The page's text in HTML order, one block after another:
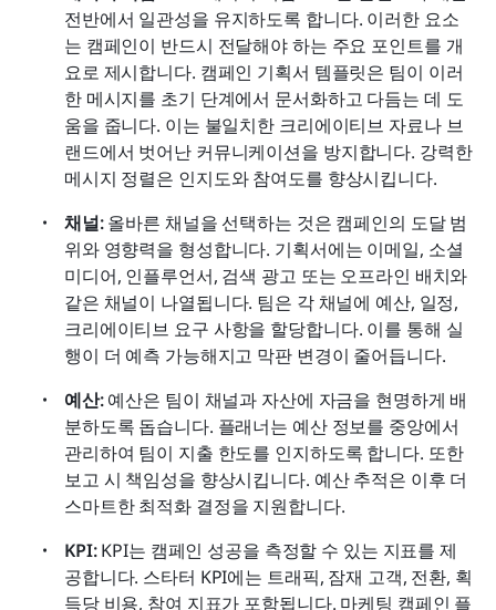
전반에서 일관성을 유지하도록 합니다. 이러한 요소
는 캠페인이 반드시 전달해야 하는 주요 포인트를 개
요로 제시합니다. 캠페인 기획서 템플릿은 팀이 이러
한 메시지를 초기 단계에서 문서화하고 다듬는 데 도
움을 줍니다. 이는 불일치한 크리에이티브 자료나 브
랜드에서 벗어난 커뮤니케이션을 방지합니다. 강력한
메시지 정렬은 인지도와 참여도를 향상시킵니다.
채널: 올바른 채널을 선택하는 것은 캠페인의 도달 범
위와 영향력을 형성합니다. 기획서에는 이메일, 소셜
미디어, 인플루언서, 검색 광고 또는 오프라인 배치와
같은 채널이 나열됩니다. 팀은 각 채널에 예산, 일정,
크리에이티브 요구 사항을 할당합니다. 이를 통해 실
행이 더 예측 가능해지고 막판 변경이 줄어듭니다.
예산: 예산은 팀이 채널과 자산에 자금을 현명하게 배
분하도록 돕습니다. 플래너는 예산 정보를 중앙에서
관리하여 팀이 지출 한도를 인지하도록 합니다. 또한
보고 시 책임성을 향상시킵니다. 예산 추적은 이후 더
스마트한 최적화 결정을 지원합니다.
KPI: KPI는 캠페인 성공을 측정할 수 있는 지표를 제
공합니다. 스타터 KPI에는 트래픽, 잠재 고객, 전환, 획
득당 비용, 참여 지표가 포함됩니다. 마케팅 캠페인 플